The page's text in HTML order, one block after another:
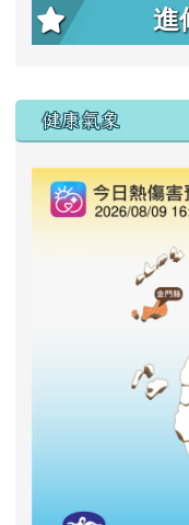
進
右邊區域內容
健康氣象